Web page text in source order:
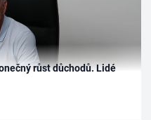
růst důchodů. Lidé